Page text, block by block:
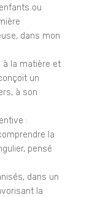
ou
dans mon
à la matière et
un
à son
:
la
pensé
dans un
la